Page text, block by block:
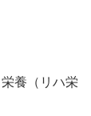
養（リハ栄